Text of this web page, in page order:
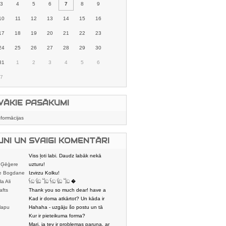
3 4 5 6 7 8 9
11 12 13 14 15 16
18 19 20 21 22 23
25 26 27 28 29 30
1 2 3 4 5 6
7
PASĀKUMI
UN SVAIGI KOMENTĀRI
Viss ļoti labi. Daudz labāk nekā
karstmaizīšu
uzturu!
Bogdane
Izvirzu Kolku!
Ali
𓌜ඞ 𓌱ඞ 𓌏ඞ 𓌜ඞ 𓌱ඞ 𓌏ඞ �
Thank you so much dear! have a
nice day
Kad ir doma atkārtot? Un kāda ir
aptuvenā dalī
Hahaha - uzgāju šo postu un tā
sasmējos. Četr
Kur ir pieteikuma forma?
Mari, ja tev ir problemas paruna, ar